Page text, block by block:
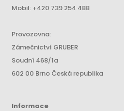
Mobil: +420 739 254 488
Provozovna:
Zámečnictví GRUBER
Soudní 468/1a
602 00 Brno Česká republika
Informace